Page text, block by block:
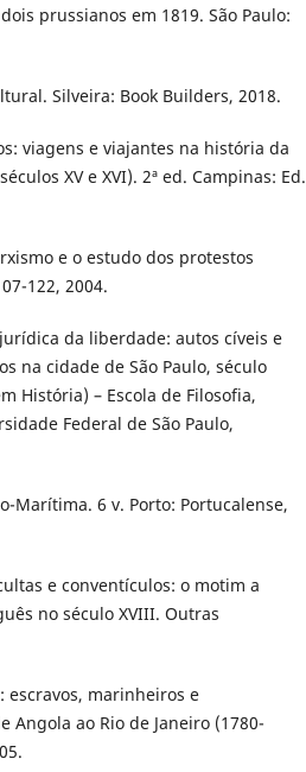
prussianos em 1819. São Paulo:
Silveira: Book Builders, 2018.
viagens e viajantes na história da
XV e XVI). 2ª ed. Campinas: Ed.
e o estudo dos protestos
122, 2004.
da liberdade: autos cíveis e
na cidade de São Paulo, século
História) – Escola de Filosofia,
Federal de São Paulo,
Marítima. 6 v. Porto: Portucalense,
e conventículos: o motim a
no século XVIII. Outras
escravos, marinheiros e
ao Rio de Janeiro (1780-